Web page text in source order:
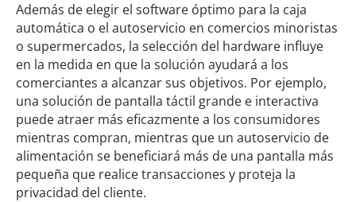
Además de elegir el software óptimo para la caja
automática o el autoservicio en comercios minoristas
o supermercados, la selección del hardware influye
en la medida en que la solución ayudará a los
comerciantes a alcanzar sus objetivos. Por ejemplo,
una solución de pantalla táctil grande e interactiva
puede atraer más eficazmente a los consumidores
mientras compran, mientras que un autoservicio de
alimentación se beneficiará más de una pantalla más
pequeña que realice transacciones y proteja la
privacidad del cliente.